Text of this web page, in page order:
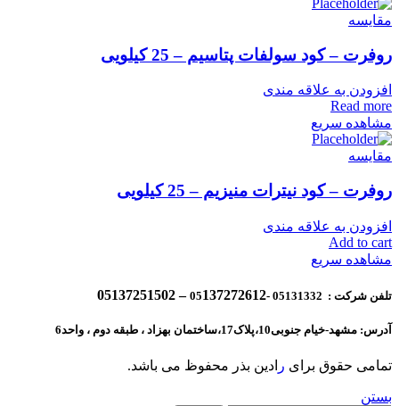
مقایسه
روفرت – کود سولفات پتاسیم – 25 کیلویی
افزودن به علاقه مندی
Read more
مشاهده سریع
مقایسه
روفرت – کود نیترات منیزیم – 25 کیلویی
افزودن به علاقه مندی
Add to cart
مشاهده سریع
تلفن شرکت : 05131332 -05 137272612 – 05137251502
آدرس: مشهد-خیام جنوبی10،پلاک17،ساختمان بهزاد ، طبقه دوم ، واحد6
تمامی حقوق برای ر ادین بذر محفوظ می باشد.
بستن